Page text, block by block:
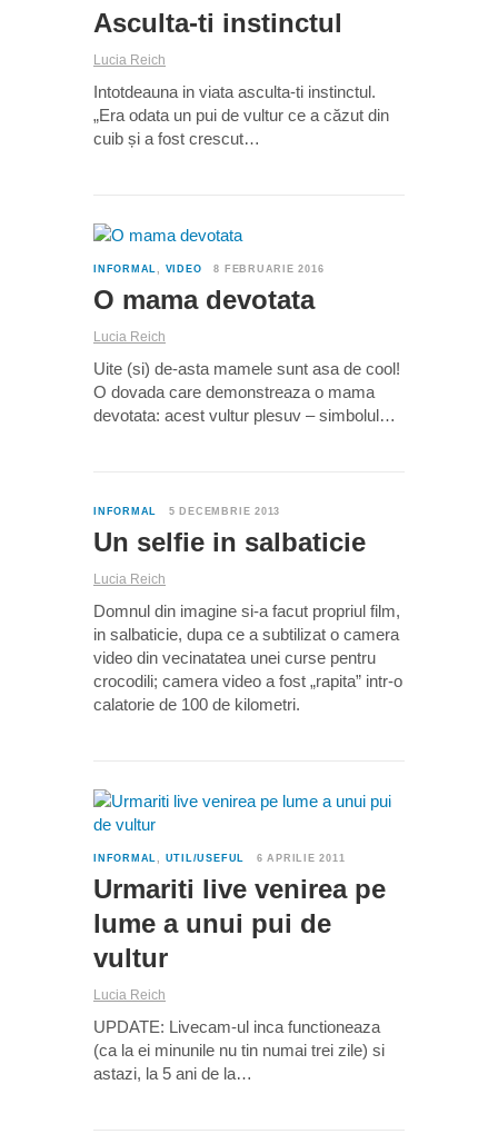
Asculta-ti instinctul
Lucia Reich
Intotdeauna in viata asculta-ti instinctul.
„Era odata un pui de vultur ce a căzut din
cuib și a fost crescut…
INFORMAL, VIDEO 8 FEBRUARIE 2016
O mama devotata
Lucia Reich
Uite (si) de-asta mamele sunt asa de cool!
O dovada care demonstreaza o mama
devotata: acest vultur plesuv – simbolul…
INFORMAL 5 DECEMBRIE 2013
Un selfie in salbaticie
Lucia Reich
Domnul din imagine si-a facut propriul film,
in salbaticie, dupa ce a subtilizat o camera
video din vecinatatea unei curse pentru
crocodili; camera video a fost „rapita” intr-o
calatorie de 100 de kilometri.
INFORMAL, UTIL/USEFUL 6 APRILIE 2011
Urmariti live venirea pe
lume a unui pui de
vultur
0
Lucia Reich
UPDATE: Livecam-ul inca functioneaza
(ca la ei minunile nu tin numai trei zile) si
astazi, la 5 ani de la…